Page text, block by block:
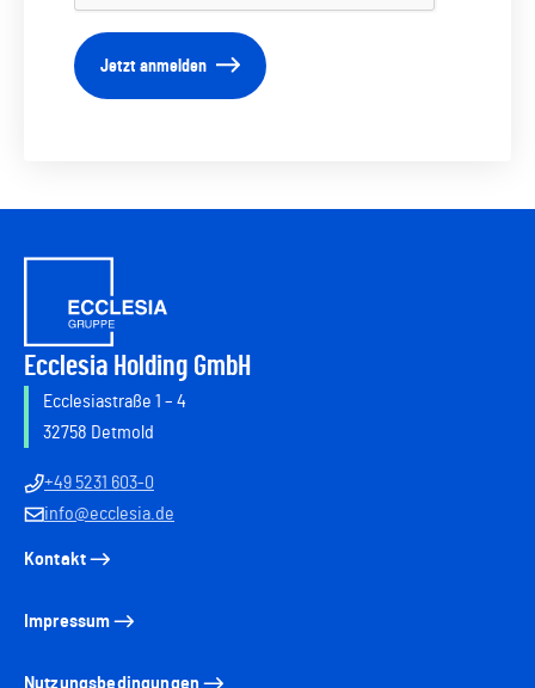
Jetzt anmelden
Ecclesia Holding GmbH
Ecclesiastraße 1 – 4
32758 Detmold
+49 5231 603-0
info@ecclesia.de
Kontakt
Impressum
Nutzungsbedingungen